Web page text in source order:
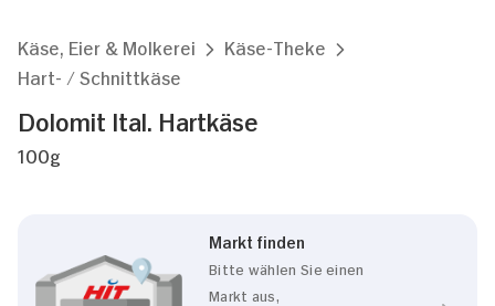
Käse, Eier & Molkerei
Käse-Theke
Hart- / Schnittkäse
Dolomit Ital. Hartkäse
100g
Markt finden
Bitte wählen Sie einen
Markt aus,